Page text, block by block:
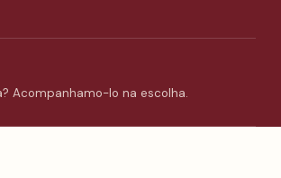
Acompanhamo-lo na escolha.